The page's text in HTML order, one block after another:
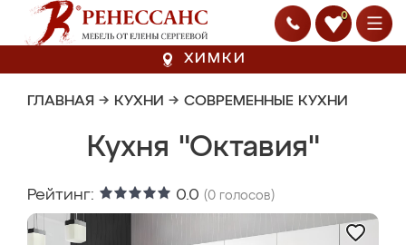
0
ХИМКИ
ГЛАВНАЯ → КУХНИ → СОВРЕМЕННЫЕ КУХНИ
Кухня "Октавия"
Рейтинг: 0.0 (0 голосов)